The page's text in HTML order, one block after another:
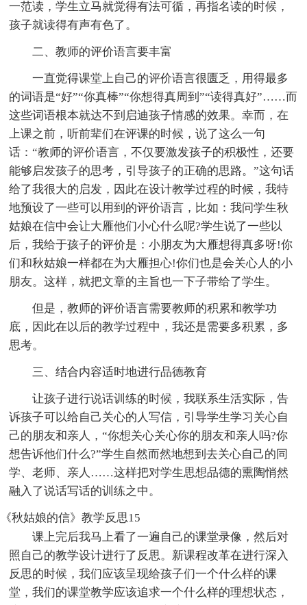
一范读，学生立马就觉得有法可循，再指名读的时候，
孩子就读得有声有色了。
二、教师的评价语言要丰富
一直觉得课堂上自己的评价语言很匮乏，用得最多
的词语是“好”“你真棒”“你想得真周到”“读得真好”……而
这些词语根本就达不到启迪孩子情感的效果。幸而，在
上课之前，听前辈们在评课的时候，说了这么一句
话：“教师的评价语言，不仅要激发孩子的积极性，还要
能够启发孩子的思考，引导孩子的正确的思路。”这句话
给了我很大的启发，因此在设计教学过程的时候，我特
地预设了一些可以用到的评价语言，比如：我问学生秋
姑娘在信中会让大雁他们小心什么呢?学生说了一些以
后，我给于孩子的评价是：小朋友为大雁想得真多呀!你
们和秋姑娘一样都在为大雁担心!你们也是会关心人的小
朋友。这样，就把文章的主旨也一下子带给了学生。
但是，教师的评价语言需要教师的积累和教学功
底，因此在以后的教学过程中，我还是需要多积累，多
思考。
三、结合内容适时地进行品德教育
让孩子进行说话训练的时候，我联系生活实际，告
诉孩子可以给自己关心的人写信，引导学生学习关心自
己的朋友和亲人，“你想关心关心你的朋友和亲人吗?你
想告诉他们什么?”学生自然而然地想到去关心自己的同
学、老师、亲人……这样把对学生思想品德的熏陶悄然
融入了说话写话的训练之中。
《秋姑娘的信》教学反思15
课上完后我马上看了一遍自己的课堂录像，然后对
照自己的教学设计进行了反思。新课程改革在进行深入
反思的时候，我们应该呈现给孩子们一个什么样的课
堂，我们的课堂教学应该追求一个什么样的理想状态，